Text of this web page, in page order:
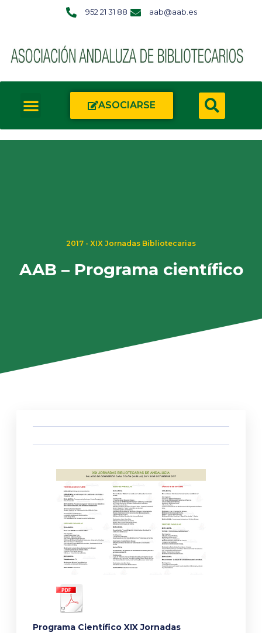
952 21 31 88 aab@aab.es
ASOCIARSE
2017 - XIX Jornadas Bibliotecarias
AAB – Programa científico
Programa Científico XIX Jornadas